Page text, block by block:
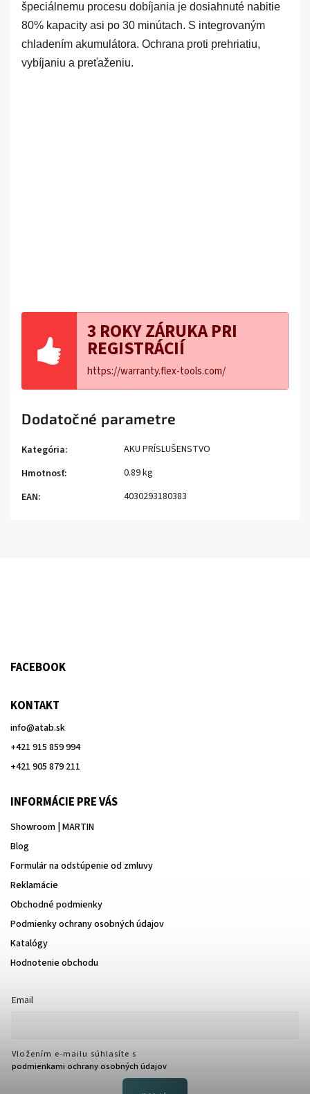
špeciálnemu procesu dobíjania je dosiahnuté nabitie
80% kapacity asi po 30 minútach. S integrovaným
chladením akumulátora. Ochrana proti prehriatiu,
vybíjaniu a preťaženiu.
3 ROKY ZÁRUKA PRI
REGISTRÁCIÍ
https://warranty.flex-tools.com/
Dodatočné parametre
Kategória:
AKU PRÍSLUŠENSTVO
Hmotnosť:
0.89 kg
EAN: 4030293180383
FACEBOOK
KONTAKT
info@atab.sk
+421 915 859 994
+421 905 879 211
INFORMÁCIE PRE VÁS
Showroom | MARTIN
Blog
Formulár na odstúpenie od zmluvy
Reklamácie
Obchodné podmienky
Podmienky ochrany osobných údajov
Katalógy
Hodnotenie obchodu
Email
Vložením e-mailu súhlasíte s
podmienkami ochrany osobných údajov